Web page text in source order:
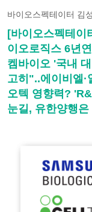
바이오스펙테이터 김
[바이오스펙테
이오로직스 6년
켐바이오 '국내
고히"..에이비엘·
오텍 영향력?
눈길, 유한양행은